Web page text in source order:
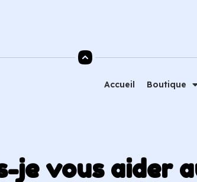
Accueil Boutique
je vous aider